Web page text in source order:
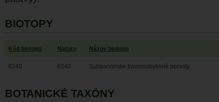
BIOTOPY
Kód biotopu Natura Názov biotopu
6240 6240 Subpanónske travinnobylinné porasty
BOTANICKÉ TAXÓNY